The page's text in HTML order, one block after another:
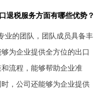
退税服务方面有哪些优势？
业的团队，团队成员具备丰
为企业提供全方位的出口
流程，能够帮助企业准
，公司还能够为企业提供